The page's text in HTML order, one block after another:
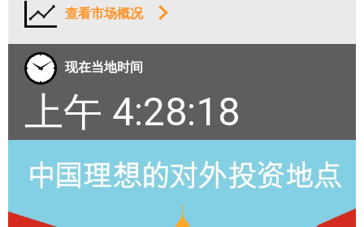
查看市场概况
现在当地时间
上午 4:28:19